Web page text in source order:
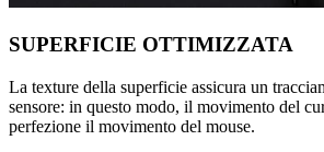
SUPERFICIE OTTIMIZZATA
La texture della superficie assicura un
sensore: in questo modo, il movimento del
perfezione il movimento del mouse.